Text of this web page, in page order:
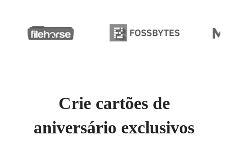
Crie cartões de
aniversário exclusivos